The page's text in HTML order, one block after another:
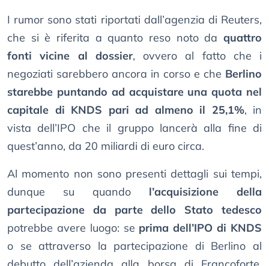
I rumor sono stati riportati dall’agenzia di Reuters,
che si è riferita a quanto reso noto da quattro
fonti vicine al dossier, ovvero al fatto che i
negoziati sarebbero ancora in corso e che Berlino
starebbe puntando ad acquistare una quota nel
capitale di KNDS pari ad almeno il 25,1%, in
vista dell’IPO che il gruppo lancerà alla fine di
quest’anno, da 20 miliardi di euro circa.
Al momento non sono presenti dettagli sui tempi,
dunque su quando l’acquisizione della
partecipazione da parte dello Stato tedesco
potrebbe avere luogo: se prima dell’IPO di KNDS
o se attraverso la partecipazione di Berlino al